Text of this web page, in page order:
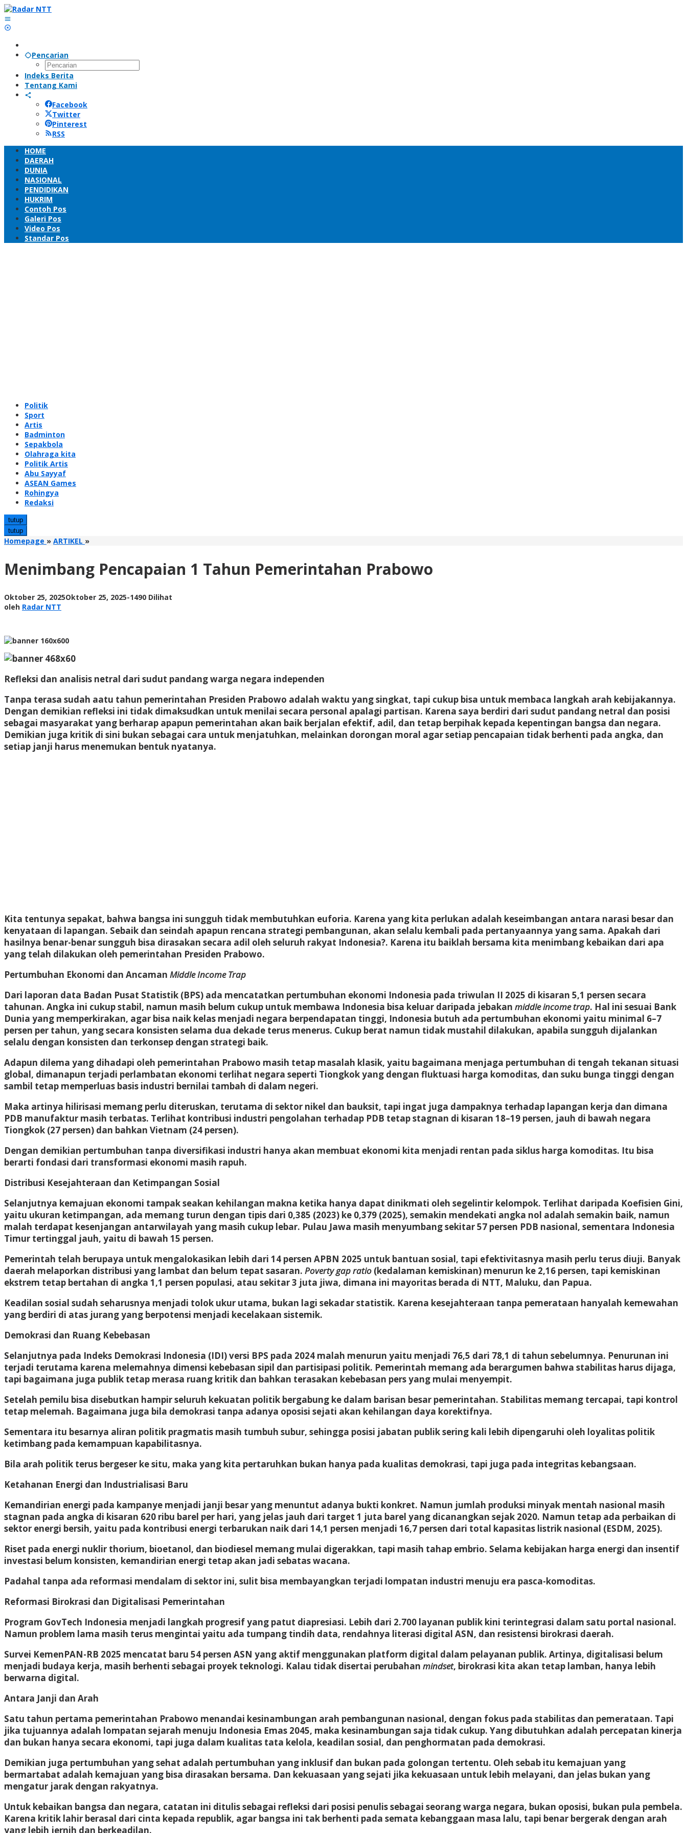
Lewati
ke
konten
Pencarian
Indeks Berita
Tentang Kami
Facebook
Twitter
Pinterest
RSS
HOME
DAERAH
DUNIA
NASIONAL
PENDIDIKAN
HUKRIM
Contoh Pos
Galeri Pos
Video Pos
Standar Pos
Politik
Sport
Artis
Badminton
Sepakbola
Olahraga kita
Politik Artis
Abu Sayyaf
ASEAN Games
Rohingya
Redaksi
tutup
tutup
Homepage » ARTIKEL »Menimbang
Tahun
Pemerintahan
Menimbang Pencapaian 1 Tahun Pemerintahan Prabowo
Oktober 25, 2025Oktober 25, 2025oleh
-1490 Dilihat
oleh Radar NTT
Refleksi dan analisis netral dari sudut pandang warga negara independen
Tanpa terasa sudah aatu tahun pemerintahan Presiden Prabowo adalah waktu yang singkat, tapi cukup bisa untuk membaca langkah arah kebijakannya.
Dengan demikian refleksi ini tidak dimaksudkan untuk menilai secara personal apalagi partisan. Karena saya berdiri dari sudut pandang netral dan posisi
sebagai masyarakat yang berharap apapun pemerintahan akan baik berjalan efektif, adil, dan tetap berpihak kepada kepentingan bangsa dan negara.
Demikian juga kritik di sini bukan sebagai cara untuk menjatuhkan, melainkan dorongan moral agar setiap pencapaian tidak berhenti pada angka, dan
setiap janji harus menemukan bentuk nyatanya.
Kita tentunya sepakat, bahwa bangsa ini sungguh tidak membutuhkan euforia. Karena yang kita perlukan adalah keseimbangan antara narasi besar dan
kenyataan di lapangan. Sebaik dan seindah apapun rencana strategi pembangunan, akan selalu kembali pada pertanyaannya yang sama. Apakah dari
hasilnya benar-benar sungguh bisa dirasakan secara adil oleh seluruh rakyat Indonesia?. Karena itu baiklah bersama kita menimbang kebaikan dari apa
yang telah dilakukan oleh pemerintahan Presiden Prabowo.
Pertumbuhan Ekonomi dan Ancaman Middle Income Trap
Dari laporan data Badan Pusat Statistik (BPS) ada mencatatkan pertumbuhan ekonomi Indonesia pada triwulan II 2025 di kisaran 5,1 persen secara
tahunan. Angka ini cukup stabil, namun masih belum cukup untuk membawa Indonesia bisa keluar daripada jebakan middle income trap. Hal ini sesuai Bank
Dunia yang memperkirakan, agar bisa naik kelas menjadi negara berpendapatan tinggi, Indonesia butuh ada pertumbuhan ekonomi yaitu minimal 6–7
persen per tahun, yang secara konsisten selama dua dekade terus menerus. Cukup berat namun tidak mustahil dilakukan, apabila sungguh dijalankan
selalu dengan konsisten dan terkonsep dengan strategi baik.
Adapun dilema yang dihadapi oleh pemerintahan Prabowo masih tetap masalah klasik, yaitu bagaimana menjaga pertumbuhan di tengah tekanan situasi
global, dimanapun terjadi perlambatan ekonomi terlihat negara seperti Tiongkok yang dengan fluktuasi harga komoditas, dan suku bunga tinggi dengan
sambil tetap memperluas basis industri bernilai tambah di dalam negeri.
Maka artinya hilirisasi memang perlu diteruskan, terutama di sektor nikel dan bauksit, tapi ingat juga dampaknya terhadap lapangan kerja dan dimana
PDB manufaktur masih terbatas. Terlihat kontribusi industri pengolahan terhadap PDB tetap stagnan di kisaran 18–19 persen, jauh di bawah negara
Tiongkok (27 persen) dan bahkan Vietnam (24 persen).
Dengan demikian pertumbuhan tanpa diversifikasi industri hanya akan membuat ekonomi kita menjadi rentan pada siklus harga komoditas. Itu bisa
berarti fondasi dari transformasi ekonomi masih rapuh.
Distribusi Kesejahteraan dan Ketimpangan Sosial
Selanjutnya kemajuan ekonomi tampak seakan kehilangan makna ketika hanya dapat dinikmati oleh segelintir kelompok. Terlihat daripada Koefisien Gini,
yaitu ukuran ketimpangan, ada memang turun dengan tipis dari 0,385 (2023) ke 0,379 (2025), semakin mendekati angka nol adalah semakin baik, namun
malah terdapat kesenjangan antarwilayah yang masih cukup lebar. Pulau Jawa masih menyumbang sekitar 57 persen PDB nasional, sementara Indonesia
Timur tertinggal jauh, yaitu di bawah 15 persen.
Pemerintah telah berupaya untuk mengalokasikan lebih dari 14 persen APBN 2025 untuk bantuan sosial, tapi efektivitasnya masih perlu terus diuji. Banyak
daerah melaporkan distribusi yang lambat dan belum tepat sasaran. Poverty gap ratio (kedalaman kemiskinan) menurun ke 2,16 persen, tapi kemiskinan
ekstrem tetap bertahan di angka 1,1 persen populasi, atau sekitar 3 juta jiwa, dimana ini mayoritas berada di NTT, Maluku, dan Papua.
Keadilan sosial sudah seharusnya menjadi tolok ukur utama, bukan lagi sekadar statistik. Karena kesejahteraan tanpa pemerataan hanyalah kemewahan
yang berdiri di atas jurang yang berpotensi menjadi kecelakaan sistemik.
Demokrasi dan Ruang Kebebasan
Selanjutnya pada Indeks Demokrasi Indonesia (IDI) versi BPS pada 2024 malah menurun yaitu menjadi 76,5 dari 78,1 di tahun sebelumnya. Penurunan ini
terjadi terutama karena melemahnya dimensi kebebasan sipil dan partisipasi politik. Pemerintah memang ada berargumen bahwa stabilitas harus dijaga,
tapi bagaimana juga publik tetap merasa ruang kritik dan bahkan terasakan kebebasan pers yang mulai menyempit.
Setelah pemilu bisa disebutkan hampir seluruh kekuatan politik bergabung ke dalam barisan besar pemerintahan. Stabilitas memang tercapai, tapi kontrol
tetap melemah. Bagaimana juga bila demokrasi tanpa adanya oposisi sejati akan kehilangan daya korektifnya.
Sementara itu besarnya aliran politik pragmatis masih tumbuh subur, sehingga posisi jabatan publik sering kali lebih dipengaruhi oleh loyalitas politik
ketimbang pada kemampuan kapabilitasnya.
Bila arah politik terus bergeser ke situ, maka yang kita pertaruhkan bukan hanya pada kualitas demokrasi, tapi juga pada integritas kebangsaan.
Ketahanan Energi dan Industrialisasi Baru
Kemandirian energi pada kampanye menjadi janji besar yang menuntut adanya bukti konkret. Namun jumlah produksi minyak mentah nasional masih
stagnan pada angka di kisaran 620 ribu barel per hari, yang jelas jauh dari target 1 juta barel yang dicanangkan sejak 2020. Namun tetap ada perbaikan di
sektor energi bersih, yaitu pada kontribusi energi terbarukan naik dari 14,1 persen menjadi 16,7 persen dari total kapasitas listrik nasional (ESDM, 2025).
Riset pada energi nuklir thorium, bioetanol, dan biodiesel memang mulai digerakkan, tapi masih tahap embrio. Selama kebijakan harga energi dan insentif
investasi belum konsisten, kemandirian energi tetap akan jadi sebatas wacana.
Padahal tanpa ada reformasi mendalam di sektor ini, sulit bisa membayangkan terjadi lompatan industri menuju era pasca-komoditas.
Reformasi Birokrasi dan Digitalisasi Pemerintahan
Program GovTech Indonesia menjadi langkah progresif yang patut diapresiasi. Lebih dari 2.700 layanan publik kini terintegrasi dalam satu portal nasional.
Namun problem lama masih terus mengintai yaitu ada tumpang tindih data, rendahnya literasi digital ASN, dan resistensi birokrasi daerah.
Survei KemenPAN-RB 2025 mencatat baru 54 persen ASN yang aktif menggunakan platform digital dalam pelayanan publik. Artinya, digitalisasi belum
menjadi budaya kerja, masih berhenti sebagai proyek teknologi. Kalau tidak disertai perubahan mindset, birokrasi kita akan tetap lamban, hanya lebih
berwarna digital.
Antara Janji dan Arah
Satu tahun pertama pemerintahan Prabowo menandai kesinambungan arah pembangunan nasional, dengan fokus pada stabilitas dan pemerataan. Tapi
jika tujuannya adalah lompatan sejarah menuju Indonesia Emas 2045, maka kesinambungan saja tidak cukup. Yang dibutuhkan adalah percepatan kinerja
dan bukan hanya secara ekonomi, tapi juga dalam kualitas tata kelola, keadilan sosial, dan penghormatan pada demokrasi.
Demikian juga pertumbuhan yang sehat adalah pertumbuhan yang inklusif dan bukan pada golongan tertentu. Oleh sebab itu kemajuan yang
bermartabat adalah kemajuan yang bisa dirasakan bersama. Dan kekuasaan yang sejati jika kekuasaan untuk lebih melayani, dan jelas bukan yang
mengatur jarak dengan rakyatnya.
Untuk kebaikan bangsa dan negara, catatan ini ditulis sebagai refleksi dari posisi penulis sebagai seorang warga negara, bukan oposisi, bukan pula pembela.
Karena kritik lahir berasal dari cinta kepada republik, agar bangsa ini tak berhenti pada semata kebanggaan masa lalu, tapi benar bergerak dengan arah
yang lebih jernih dan berkeadilan.